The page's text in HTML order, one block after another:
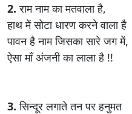
2.राम नाम का मतवाला है,
हाथ में सोटा धारण करने वाला है
पावन है नाम जिसका सारे जग में,
ऐसा माँ अंजनी का लाला है !!
3.सिन्दूर लगाते तन पर हनुमत